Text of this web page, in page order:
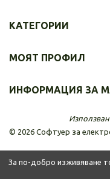
За по-добро изживяване
© 2026 Софтуер за
КАТЕГОРИИ
МОЯТ ПРОФИЛ
ИНФОРМАЦИЯ ЗА